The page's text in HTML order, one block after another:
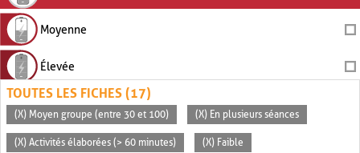
Moyenne
Élevée
TOUTES LES FICHES (17)
(X) Moyen groupe (entre 30 et 100) (X) En plusieurs séances
(X) Activités élaborées (> 60 minutes) (X) Faible